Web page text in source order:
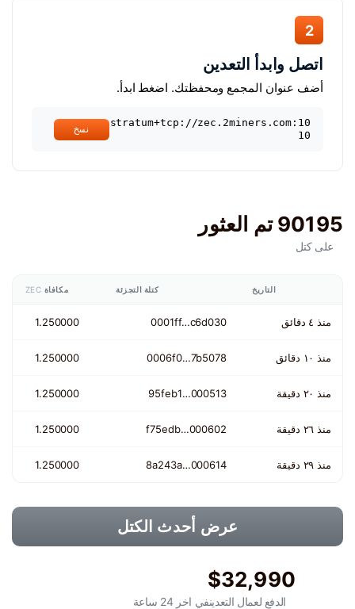
2
اتصل وابدأ التعدين
أضف عنوان المجمع ومحفظتك. اضغط ابدأ.
stratum+tcp://zec.2miners.com:10
10
نسخ
90195 تم العثور
على كتل
التاريخ كتلة التجزئة مكافاة
منذ ٤ دقائق 0001ff…c6d030
1.250000
منذ ١٠ دقائق 0006f0…7b5078
1.250000
منذ ٢٠ دقيقة 000513…95feb1
1.250000
منذ ٢٦ دقيقة 000602…f75edb
1.250000
منذ ٢٩ دقيقة 000614…8a243a
1.250000
عرض أحدث الكتل
$32,990
الدفع لعمال التعدينفي اخر 24 ساعة